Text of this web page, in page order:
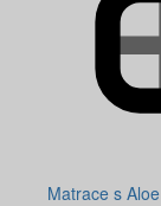
Matrace s